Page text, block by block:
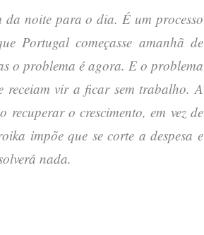
da noite para o dia. É um processo
Portugal começasse amanhã de
o problema é agora. E o problema
receiam vir a ficar sem trabalho. A
o crescimento, em vez de
impõe que se corte a despesa e
nada.